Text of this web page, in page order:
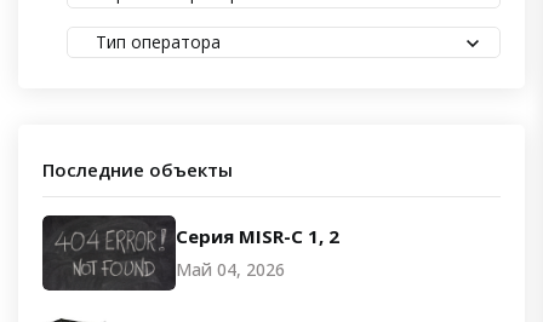
Тип оператора
Последние объекты
Серия MISR-C 1, 2
Май 04, 2026